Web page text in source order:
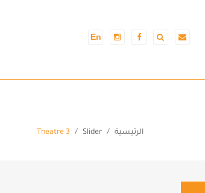
En
الرئيسية Slider
Theatre 3